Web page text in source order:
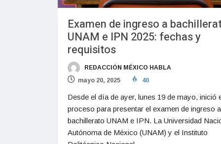
Examen de ingreso a
UNAM e IPN 2025: fechas y
requisitos
REDACCIÓN MÉXICO HABLA
mayo 20, 2025
40
Desde el día de ayer, lunes 19 de mayo, inició
proceso para presentar el examen de ingreso a
bachillerato UNAM e IPN. La Universidad
Autónoma de México (UNAM) y el Instituto